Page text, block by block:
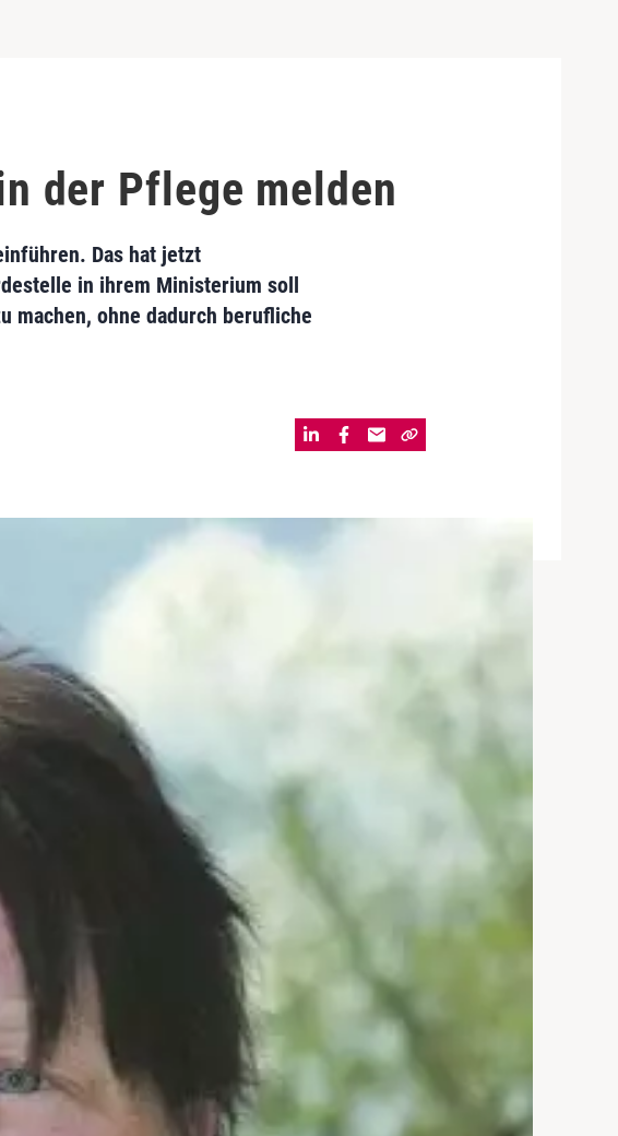
der Pflege melden
Das hat jetzt
in ihrem Ministerium soll
machen, ohne dadurch berufliche